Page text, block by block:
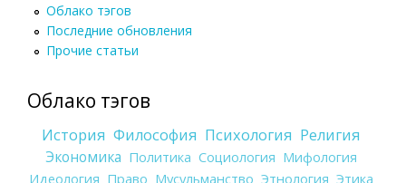
Облако тэгов
Последние обновления
Прочие статьи
Облако тэгов
История Философия Психология Религия
Экономика Политика Социология Мифология
Идеология Право Мусульманство Этнология Этика